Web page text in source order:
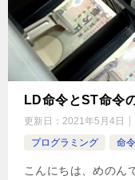
LD命令とST命令
更新日： 2021年5月4日
プログラミング
命
こんにちは、めのん